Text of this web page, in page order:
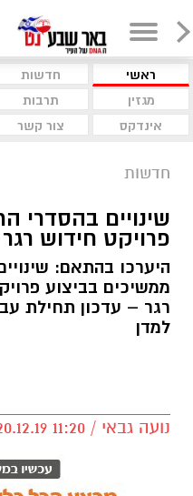
ראשי חדשות
מגזין
תרבות
אינדקס
צור קשר
חדשות
שינויים בהסדרי
פרויקט חידוש רגר
היערכו בהתאם:
ממשיכים בביצוע
רגר – עדכון תחילת
למדן
נועה גבאי / 11:20 20.12.19